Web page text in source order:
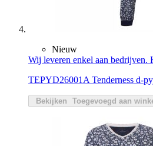
Nieuw
Wij leveren enkel aan bedrijven.
TEPYD26001A Tenderness d-
Bekijken Toegevoegd aan